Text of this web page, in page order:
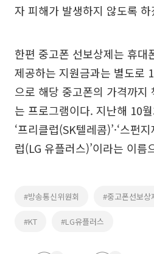
자 피해가 발생하지 않도록
한편 중고폰 선보상제는 휴대
제공하는 지원금과는 별도로
으로 해당 중고폰의 가격까지
는 프로그램이다. 지난해 10
‘프리클럽(SK텔레콤)’·‘스펀
럽(LG 유플러스)’이라는 이름
#방송통신위원회 #중고폰선보상
#KT #LG유플러스